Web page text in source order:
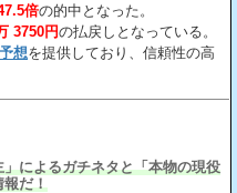
倍の的中となった。
3750円の払戻しとなっている。
想を提供しており、信頼性の高
によるガチネタと「本物の現役
だ！